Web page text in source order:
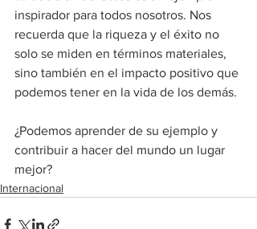
inspirador para todos nosotros. Nos
recuerda que la riqueza y el éxito no
solo se miden en términos materiales,
sino también en el impacto positivo que
podemos tener en la vida de los demás.
¿Podemos aprender de su ejemplo y
contribuir a hacer del mundo un lugar
mejor?
Internacional